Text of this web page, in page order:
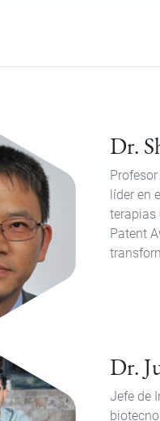
Dr.
líder en
terapias
Patent
Dr.
Jefe de